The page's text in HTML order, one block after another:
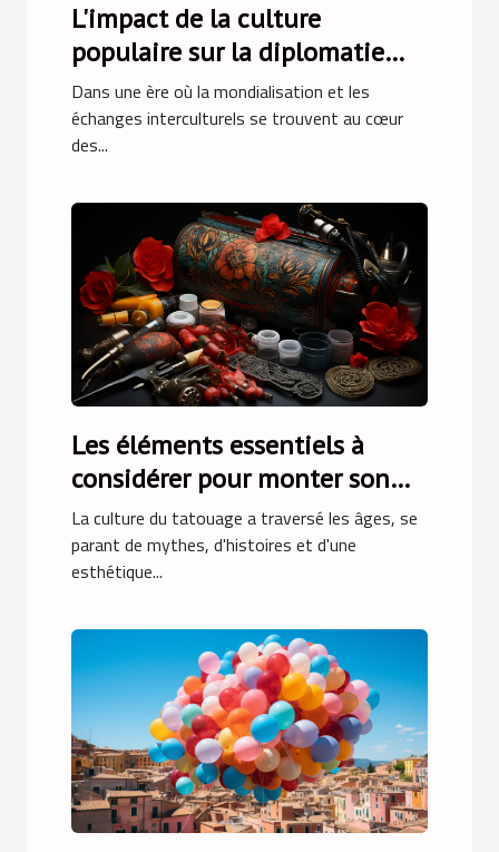
L'impact de la culture
populaire sur la diplomatie
culturelle française
Dans une ère où la mondialisation et les
échanges interculturels se trouvent au cœur
des...
Les éléments essentiels à
considérer pour monter son
premier kit de tatouage
maison
La culture du tatouage a traversé les âges, se
parant de mythes, d'histoires et d'une
esthétique...